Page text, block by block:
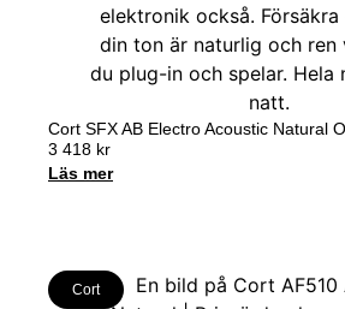
Cort SFX AB Electro Acoustic Natural
3 418 kr
Läs mer
Cort